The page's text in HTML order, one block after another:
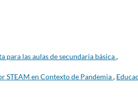
para las aulas de secundaria básica,
STEAM en Contexto de Pandemia,